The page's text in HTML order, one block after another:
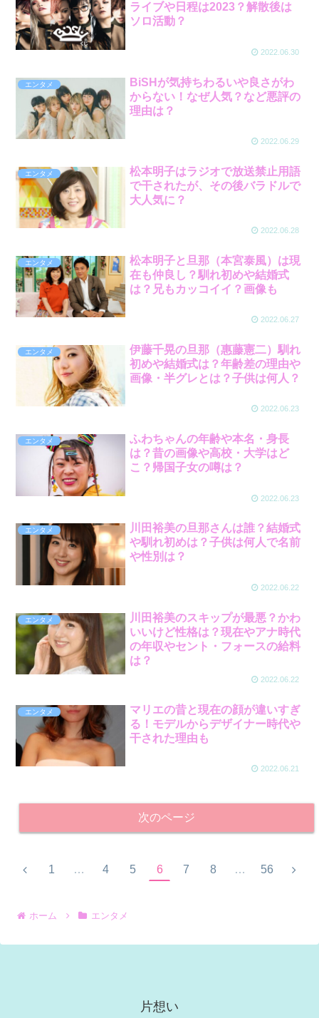
ライブや日程は2023？解散後は
ソロ活動？
2022.06.30
エンタメ
BiSHが気持ちわるいや良さがわ
からない！なぜ人気？など悪評の
理由は？
2022.06.29
エンタメ
松本明子はラジオで放送禁止用語
で干されたが、その後バラドルで
大人気に？
2022.06.28
エンタメ
松本明子と旦那（本宮泰風）は現
在も仲良し？馴れ初めや結婚式
は？兄もカッコイイ？画像も
2022.06.27
エンタメ
伊藤千晃の旦那（惠藤憲二）馴れ
初めや結婚式は？年齢差の理由や
画像・半グレとは？子供は何人？
2022.06.23
エンタメ
ふわちゃんの年齢や本名・身長
は？昔の画像や高校・大学はど
こ？帰国子女の噂は？
2022.06.23
エンタメ
川田裕美の旦那さんは誰？結婚式
や馴れ初めは？子供は何人で名前
や性別は？
2022.06.22
エンタメ
川田裕美のスキップが最悪？かわ
いいけど性格は？現在やアナ時代
の年収やセント・フォースの給料
は？
2022.06.22
エンタメ
マリエの昔と現在の顔が違いすぎ
る！モデルからデザイナー時代や
干された理由も
2022.06.21
次のページ
1 … 4 5 6 7 8 … 56
ホーム エンタメ
片想い